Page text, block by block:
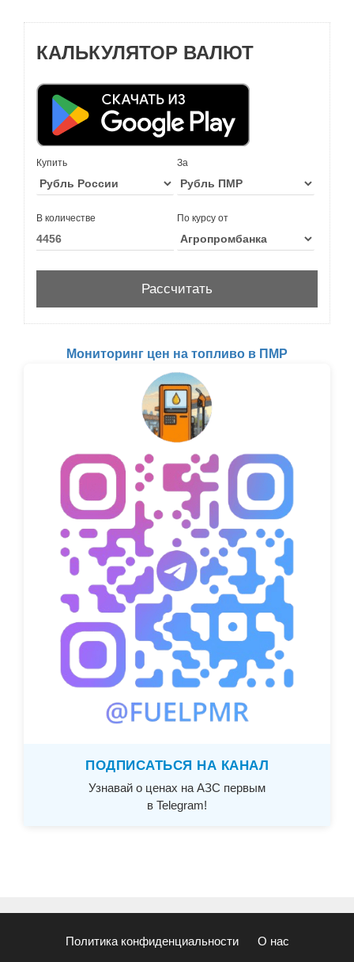
КАЛЬКУЛЯТОР ВАЛЮТ
Купить За
В количестве По курсу от
Мониторинг цен на топливо в ПМР
ПОДПИСАТЬСЯ НА КАНАЛ
Узнавай о ценах на АЗС первым
в Telegram!
Политика конфиденциальности О нас